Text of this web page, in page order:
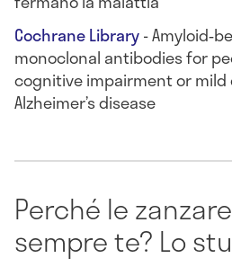
Cochrane Library-
monoclonal antibodies for
cognitive impairment or
Alzheimer’s disease
Perché le
sempre te? Lo